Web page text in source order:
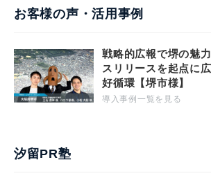
お客様の声・活用事例
戦略的広報で堺の魅
スリリースを起点に
好循環【堺市様】
導入事例一覧を見る
汐留PR塾